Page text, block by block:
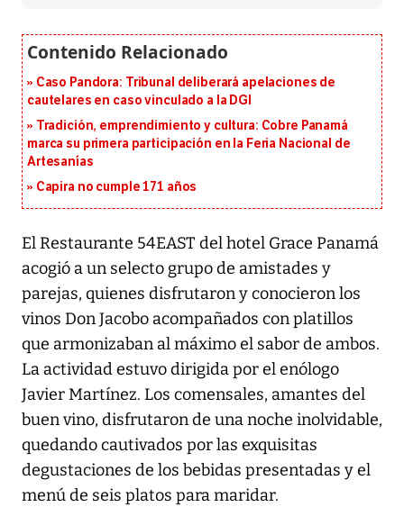
Caso Pandora: Tribunal deliberará apelaciones de
cautelares en caso vinculado a la DGI
Tradición, emprendimiento y cultura: Cobre Panamá
marca su primera participación en la Feria Nacional de
Artesanías
Capira no cumple 171 años
El Restaurante 54EAST del hotel Grace Panamá
acogió a un selecto grupo de amistades y
parejas, quienes disfrutaron y conocieron los
vinos Don Jacobo acompañados con platillos
que armonizaban al máximo el sabor de ambos.
La actividad estuvo dirigida por el enólogo
Javier Martínez. Los comensales, amantes del
buen vino, disfrutaron de una noche inolvidable,
quedando cautivados por las exquisitas
degustaciones de los bebidas presentadas y el
menú de seis platos para maridar.